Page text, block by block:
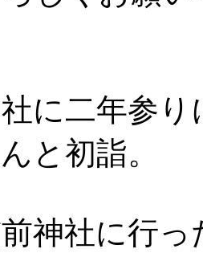
に二年参
と初詣。
神社に行